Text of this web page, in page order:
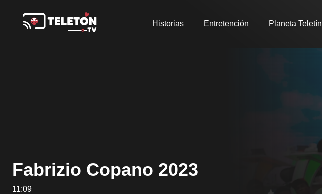
Historias Entretención Planeta Teletín
Fabrizio Copano 2023
11:09